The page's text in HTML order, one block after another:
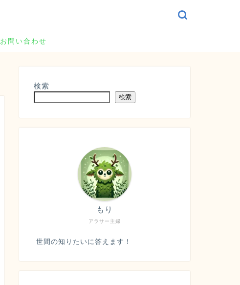
お問い合わせ
検索
検索
アラサー主婦
もり
世間の知りたいに答えます！